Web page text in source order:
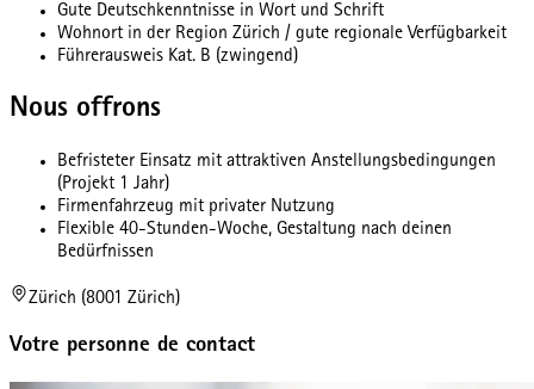
Gute Deutschkenntnisse in Wort und Schrift
Wohnort in der Region Zürich / gute regionale Verfügbarkeit
Führerausweis Kat. B (zwingend)
Nous offrons
Befristeter Einsatz mit attraktiven Anstellungsbedingungen
(Projekt 1 Jahr)
Firmenfahrzeug mit privater Nutzung
Flexible 40-Stunden-Woche, Gestaltung nach deinen
Bedürfnissen
Zürich (8001 Zürich)
Votre personne de contact